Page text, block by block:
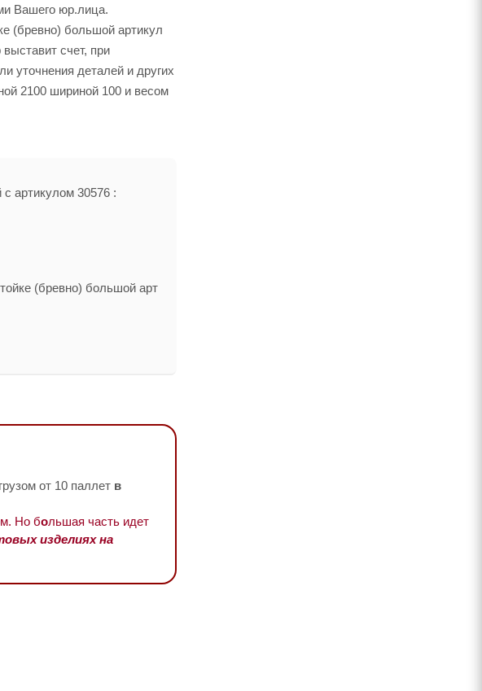
Вашего юр.лица.
(бревно) большой артикул
счет, при
уточнения деталей и других
2100 шириной 100 и весом
артикулом 30576 :
(бревно) большой арт
от 10 паллет в
Но большая часть идет
изделиях на